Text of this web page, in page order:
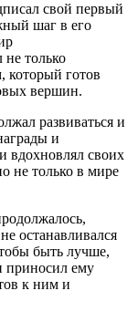
свой первый
шаг в его
не только
который готов
вершин.
развиваться и
и
вдохновлял своих
не только в мире
останавливался
быть лучше,
приносил ему
к ним и